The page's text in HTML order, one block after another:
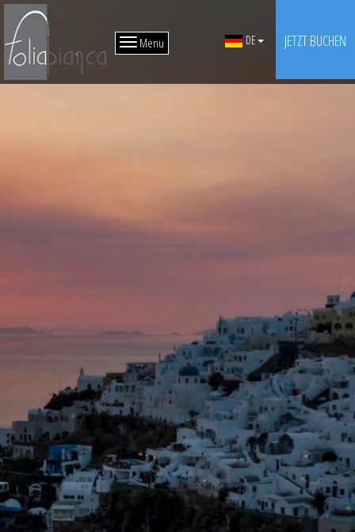
Menu DE JETZT BUCHEN